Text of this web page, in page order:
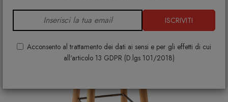
ISCRIVITI
Acconsento al trattamento dei dati ai sensi e per gli effetti di cui
all'articolo 13 GDPR (D.lgs 101/2018)